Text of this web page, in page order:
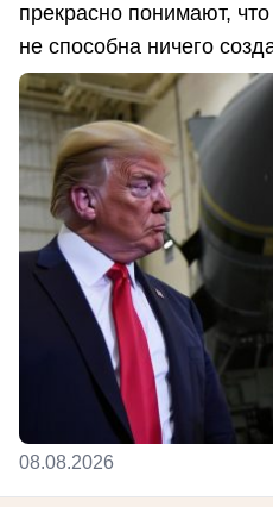
прекрасно понимают,
не способна ничего
08.08.2026